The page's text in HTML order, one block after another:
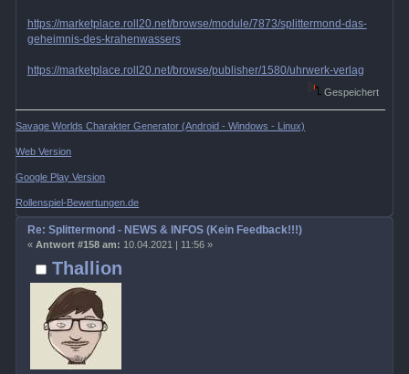
https://marketplace.roll20.net/browse/module/7873/splittermond-das-
geheimnis-des-krahenwassers
https://marketplace.roll20.net/browse/publisher/1580/uhrwerk-verlag
Gespeichert
Savage Worlds Charakter Generator (Android - Windows - Linux)
Web Version
Google Play Version
Rollenspiel-Bewertungen.de
Thallion
Re: Splittermond - NEWS & INFOS (Kein Feedback!!!)
« Antwort #158 am: 10.04.2021 | 11:56 »